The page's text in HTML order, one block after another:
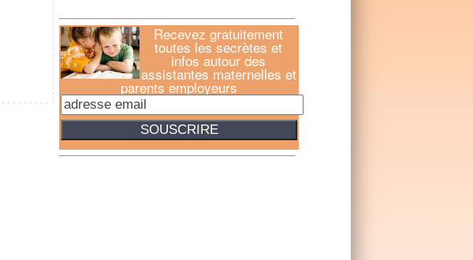
Recevez gratuitement
toutes les secrètes et
infos autour des
assistantes maternelles et
parents employeurs